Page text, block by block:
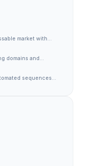
market with
domains and
sequences